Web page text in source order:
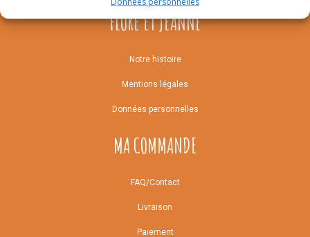
FLORE ET JEANNE
Notre histoire
Mentions légales
Données personnelles
MA COMMANDE
FAQ/Contact
Livraison
Paiement